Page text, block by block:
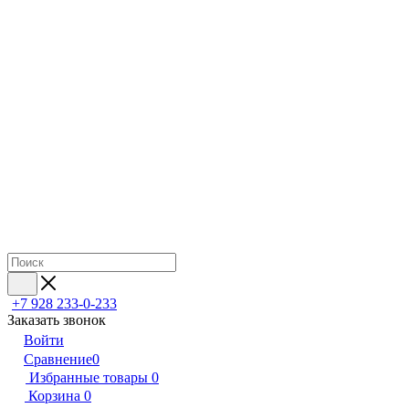
+7 928 233-0-233
Заказать звонок
Войти
Сравнение0
Избранные товары 0
Корзина 0